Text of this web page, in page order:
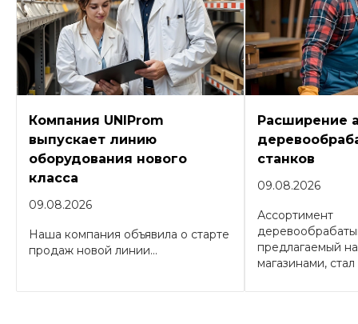
Компания UNIProm
выпускает линию
оборудования нового
класса
09.08.2026
Наша компания объявила о старте
продаж новой линии...
Расширение
станков
09.08.2026
Ассортимент
предлагаемый
магазинами,